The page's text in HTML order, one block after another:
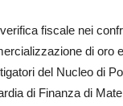
fiscale nei
di oro
del Nucleo di
di Finanza di